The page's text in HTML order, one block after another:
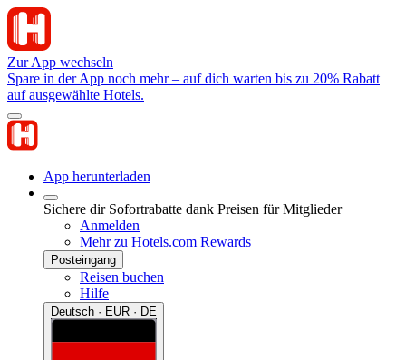
Zur App wechseln
Spare in der App noch mehr – auf dich warten bis zu 20% Rabatt
auf ausgewählte Hotels.
App herunterladen
Sichere dir Sofortrabatte dank Preisen für Mitglieder
Anmelden
Mehr zu Hotels.com Rewards
Posteingang
Reisen buchen
Hilfe
Deutsch · EUR · DE